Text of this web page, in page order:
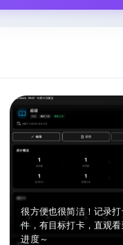
很方便也很简洁！记录
件，有目标打卡，直观
进度～